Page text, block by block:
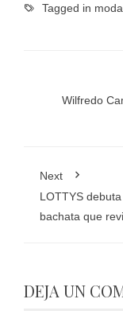
Tagged in moda
Wilfredo
Next
LOTTYS
bachata que
DEJA UN